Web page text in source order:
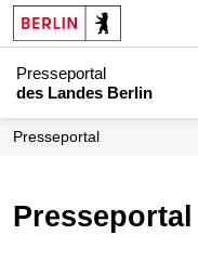
Presseportal
des Landes Berlin
Presseportal